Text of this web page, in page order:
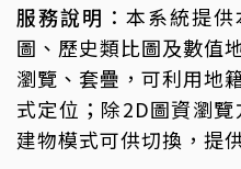
服務說明 ：本系統提
圖、歷史類比圖及數值
瀏覽、套疊，可利用地
式定位；除2D圖資瀏
建物模式可供切換，提